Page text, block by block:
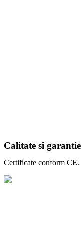
Calitate si garantie
Certificate conform CE.